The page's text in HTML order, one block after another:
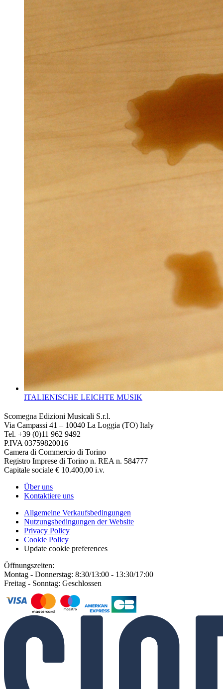
ITALIENISCHE LEICHTE MUSIK
Scomegna Edizioni Musicali S.r.l.
Via Campassi 41 – 10040 La Loggia (TO) Italy
Tel. +39 (0)11 962 9492
P.IVA 03759820016
Camera di Commercio di Torino
Registro Imprese di Torino n. REA n. 584777
Capitale sociale € 10.400,00 i.v.
Über uns
Kontaktiere uns
Allgemeine Verkaufsbedingungen
Nutzungsbedingungen der Website
Privacy Policy
Cookie Policy
Update cookie preferences
Öffnungszeiten:
Montag - Donnerstag: 8:30/13:00 - 13:30/17:00
Freitag - Sonntag: Geschlossen